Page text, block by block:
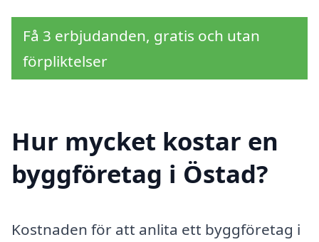
Få 3 erbjudanden, gratis och utan
förpliktelser
Hur mycket kostar en
byggföretag i Östad?
Kostnaden för att anlita ett byggföretag i